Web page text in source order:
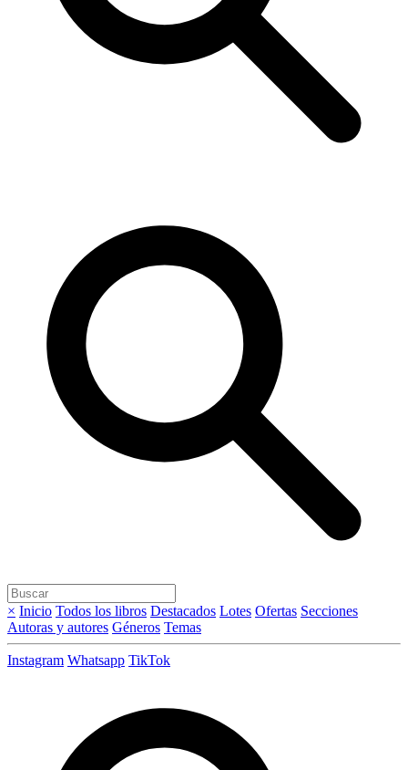
× Inicio Todos los libros Destacados Lotes Ofertas Secciones
Autoras y autores Géneros Temas
Instagram Whatsapp TikTok